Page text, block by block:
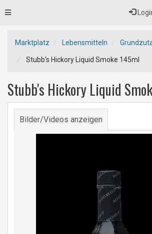
Toggle
Marktplatz Lebensmitteln
Stubb's Hickory Liquid Smoke 145ml
Stubb's Hickory Liquid
Bilder/Videos anzeigen